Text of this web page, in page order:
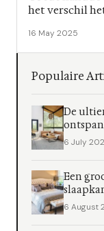
het verschil
16 May 2025
Populaire
De
6 July
Een
6 August